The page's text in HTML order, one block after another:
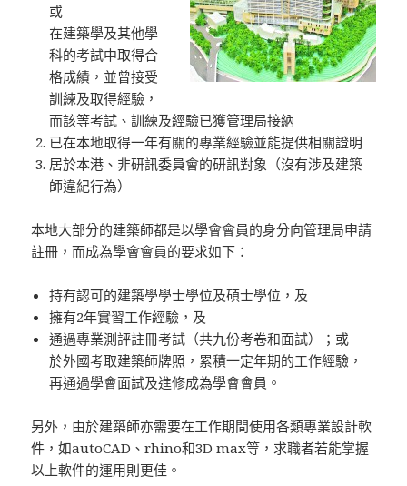
或
在建築學及其他學
科的考試中取得合
格成績，並曾接受
訓練及取得經驗，
而該等考試、訓練及經驗已獲管理局接納
已在本地取得一年有關的專業經驗並能提供相關證明
居於本港、非研訊委員會的研訊對象（沒有涉及建築
師違紀行為）
本地大部分的建築師都是以學會會員的身分向管理局申請
註冊，而成為學會會員的要求如下：
持有認可的建築學學士學位及碩士學位，及
擁有2年實習工作經驗，及
通過專業測評註冊考試（共九份考卷和面試）；或
於外國考取建築師牌照，累積一定年期的工作經驗，
再通過學會面試及進修成為學會會員。
另外，由於建築師亦需要在工作期間使用各類專業設計軟
件，如autoCAD、rhino和3D max等，求職者若能掌握
以上軟件的運用則更佳。